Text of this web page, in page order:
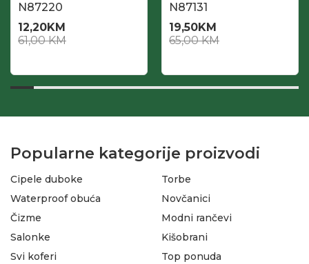
N87220
12,20KM
61,00KM
N87131
19,50KM
65,00KM
Popularne kategorije proizvodi
Cipele duboke
Waterproof obuća
Čizme
Salonke
Torbe
Novčanici
Modni rančevi
Kišobrani
Svi koferi
Top ponuda